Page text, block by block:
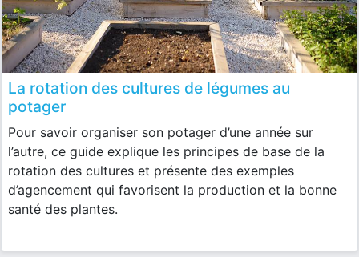
La rotation des cultures de légumes au
potager
Pour savoir organiser son potager d’une année sur
l’autre, ce guide explique les principes de base de la
rotation des cultures et présente des exemples
d’agencement qui favorisent la production et la bonne
santé des plantes.